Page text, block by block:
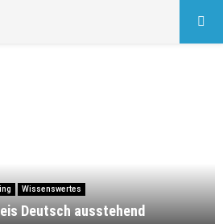
Wissenswertes
Deutsch ausstehend